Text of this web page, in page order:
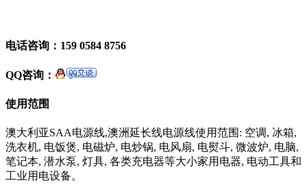
电话咨询：159 0584 8756
QQ咨询：
使用范围
澳大利亚SAA电源线,澳洲延长线电源线使用范围: 空调, 冰箱,
洗衣机, 电饭煲, 电磁炉, 电炒锅, 电风扇, 电熨斗, 微波炉, 电脑,
笔记本, 潜水泵, 灯具, 各类充电器等大小家用电器, 电动工具和
工业用电设备。